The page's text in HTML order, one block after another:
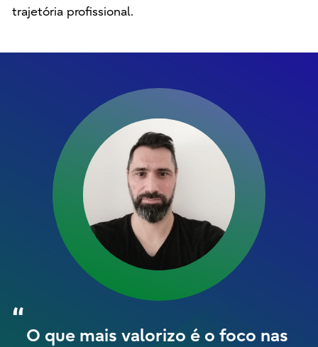
trajetória profissional.
O que mais valorizo é o foco nas